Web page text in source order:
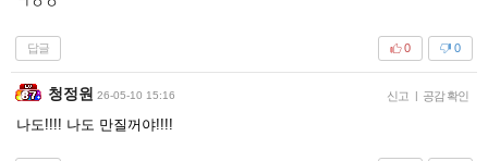
답글 0
0
청정원 26-05-10 15:16 신고 | 공감 확인
나도!!!! 나도 만질꺼야!!!!